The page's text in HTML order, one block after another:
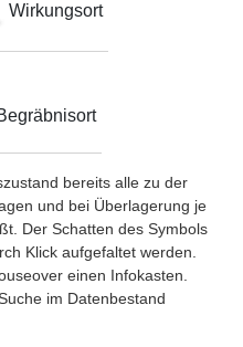
Wirkungsort
bereits alle zu der
und bei Überlagerung je
Der Schatten des Symbols
Klick aufgefaltet werden.
einen Infokasten.
im Datenbestand